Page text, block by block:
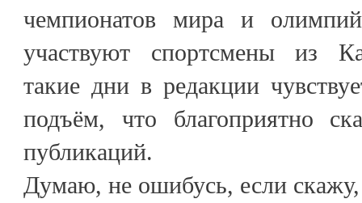
чемпионатов мира и
участвуют спортсмены из
такие дни в редакции
подъём, что благоприятно
публикаций.
Думаю, не ошибусь, если скажу,